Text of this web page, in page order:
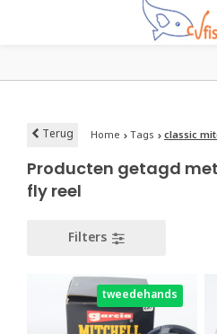
Terug Home Tags classic
Producten getagd
fly reel
Filters
tweedehands